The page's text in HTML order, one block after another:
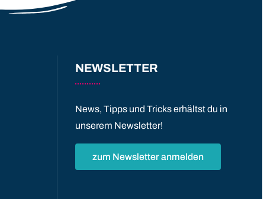
NEWSLETTER
News, Tipps und Tricks erhältst du in
unserem Newsletter!
zum Newsletter anmelden